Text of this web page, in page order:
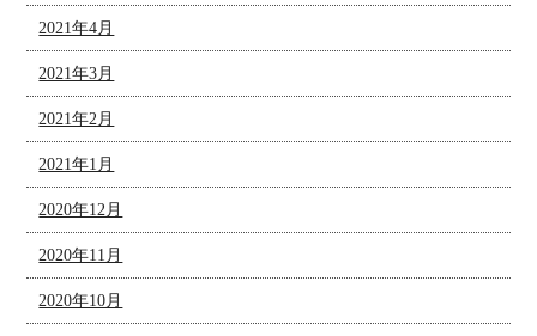
2021年4月
2021年3月
2021年2月
2021年1月
2020年12月
2020年11月
2020年10月